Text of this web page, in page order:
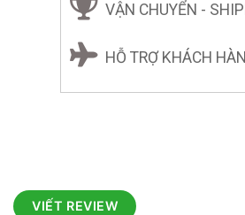
VẬN CHUYỂN -
HỖ TRỢ KHÁCH
VIẾT REVIEW